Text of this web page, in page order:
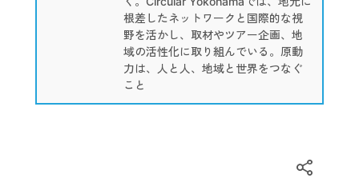
根差したネットワークと国際的な視
野を活かし、取材やツアー企画、地
域の活性化に取り組んでいる。原動
力は、人と人、地域と世界をつなぐ
こと